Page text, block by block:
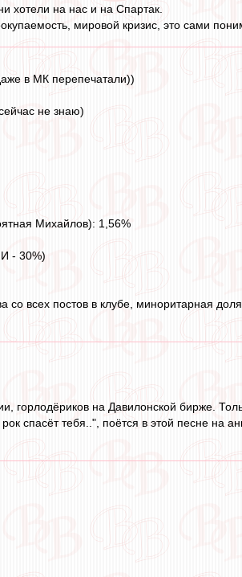
хотели на нас и на Спартак.
мировой кризис, это сами
в МК перепечатали))
не знаю)
Михайлов): 1,56%
- 30%)
всех постов в клубе, миноритарная
горлодёриков на Давилонской бирже.
спасёт тебя..", поётся в этой песне на